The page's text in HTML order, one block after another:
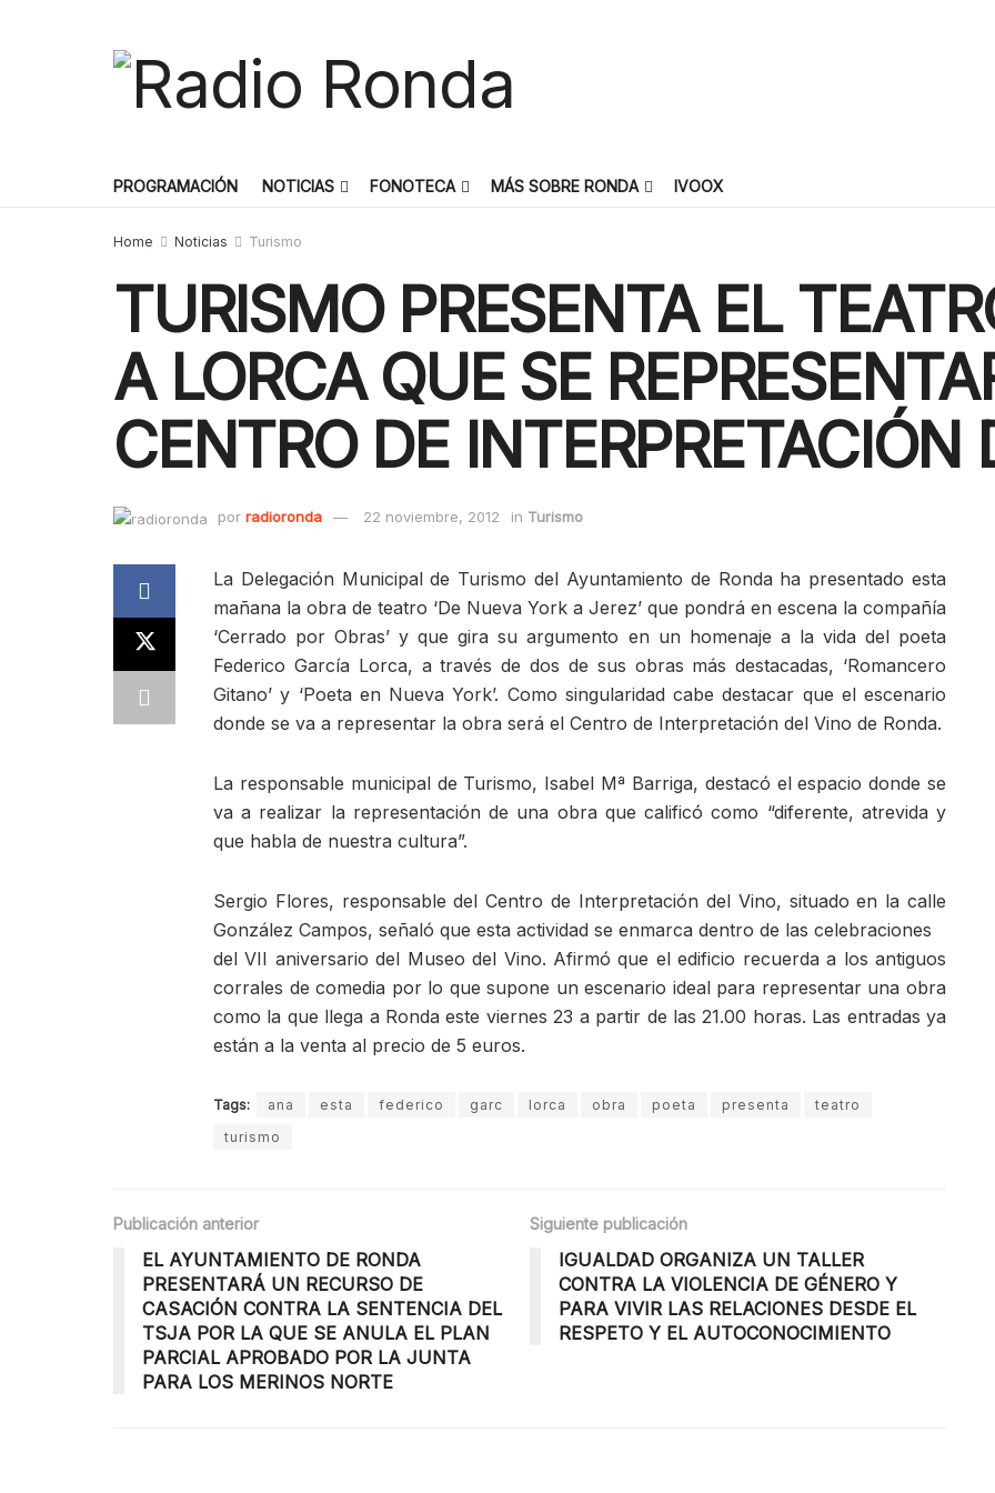
PROGRAMACIÓN NOTICIAS FONOTECA MÁS SOBRE RONDA IVOOX
Home Noticias Turismo
TURISMO PRESENTA EL
A LORCA QUE SE
CENTRO DE INTERPRETACIÓN
por radioronda 22 noviembre, 2012 in Turismo
La Delegación Municipal de Turismo del Ayuntamiento de Ronda ha presentado esta
mañana la obra de teatro ‘De Nueva York a Jerez’ que pondrá en escena la compañía
‘Cerrado por Obras’ y que gira su argumento en un homenaje a la vida del poeta
Federico García Lorca, a través de dos de sus obras más destacadas, ‘Romancero
Gitano’ y ‘Poeta en Nueva York’. Como singularidad cabe destacar que el escenario
donde se va a representar la obra será el Centro de Interpretación del Vino de Ronda.
La responsable municipal de Turismo, Isabel Mª Barriga, destacó el espacio donde se
va a realizar la representación de una obra que calificó como “diferente, atrevida y
que habla de nuestra cultura”.
Sergio Flores, responsable del Centro de Interpretación del Vino, situado en la calle
González Campos, señaló que esta actividad se enmarca dentro de las celebraciones
del VII aniversario del Museo del Vino. Afirmó que el edificio recuerda a los antiguos
corrales de comedia por lo que supone un escenario ideal para representar una obra
como la que llega a Ronda este viernes 23 a partir de las 21.00 horas. Las entradas ya
están a la venta al precio de 5 euros.
Tags: ana esta federico garc lorca obra poeta presenta
teatro
turismo
Publicación anterior
EL AYUNTAMIENTO DE RONDA
PRESENTARÁ UN RECURSO DE
CASACIÓN CONTRA LA SENTENCIA DEL
TSJA POR LA QUE SE ANULA EL PLAN
PARCIAL APROBADO POR LA JUNTA
PARA LOS MERINOS NORTE
Siguiente publicación
IGUALDAD ORGANIZA UN TALLER
CONTRA LA VIOLENCIA DE GÉNERO Y
PARA VIVIR LAS RELACIONES DESDE EL
RESPETO Y EL AUTOCONOCIMIENTO